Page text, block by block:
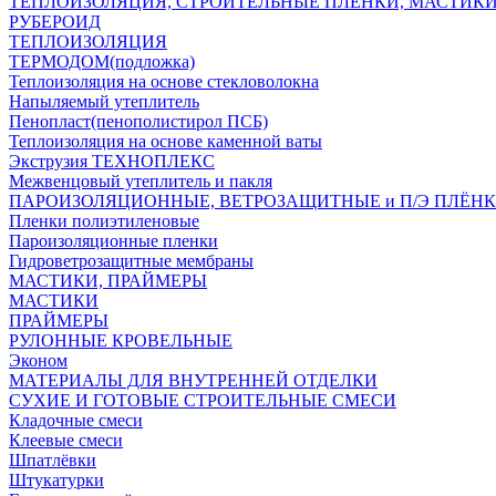
РУБЕРОИД
ТЕПЛОИЗОЛЯЦИЯ
ТЕРМОДОМ(подложка)
Теплоизоляция на основе стекловолокна
Напыляемый утеплитель
Пенопласт(пенополистирол ПСБ)
Теплоизоляция на основе каменной ваты
Экструзия ТЕХНОПЛЕКС
Межвенцовый утеплитель и пакля
ПАРОИЗОЛЯЦИОННЫЕ, ВЕТРОЗАЩИТНЫЕ и П/Э
Пленки полиэтиленовые
Пароизоляционные пленки
Гидроветрозащитные мембраны
МАСТИКИ, ПРАЙМЕРЫ
МАСТИКИ
ПРАЙМЕРЫ
РУЛОННЫЕ КРОВЕЛЬНЫЕ
Эконом
МАТЕРИАЛЫ ДЛЯ ВНУТРЕННЕЙ ОТДЕЛКИ
СУХИЕ И ГОТОВЫЕ СТРОИТЕЛЬНЫЕ СМЕСИ
Кладочные смеси
Клеевые смеси
Шпатлёвки
Штукатурки